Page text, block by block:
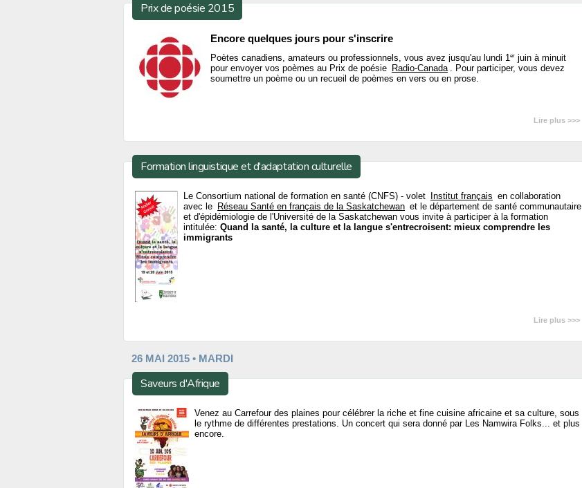
Prix de poésie 2015
Encore quelques jours pour s'inscrire
Poètes canadiens, amateurs ou professionnels, vous avez jusqu'au lundi 1er juin à minuit
pour envoyer vos poèmes au Prix de poésie Radio-Canada . Pour participer, vous devez
soumettre un poème ou un recueil de poèmes en vers ou en prose.
Lire plus >>>
Formation linguistique et d'adaptation culturelle
Le Consortium national de formation en santé (CNFS) - volet Institut français en collaboration
avec le Réseau Santé en français de la Saskatchewan et le département de santé communautaire
et d'épidémiologie de l'Université de la Saskatchewan vous invite à participer à la formation
intitulée: Quand la santé, la culture et la langue s'entrecroisent: mieux comprendre les
immigrants
Lire plus >>>
26 MAI 2015 • MARDI
Saveurs d'Afrique
Venez au Carrefour des plaines pour célébrer la riche et fine cuisine africaine et sa culture, sous
le rythme de différentes prestations. Un concert qui sera donné par Les Namwira Folks... et plus
encore.